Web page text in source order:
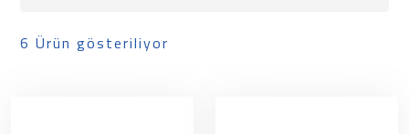
6 Ürün gösteriliyor